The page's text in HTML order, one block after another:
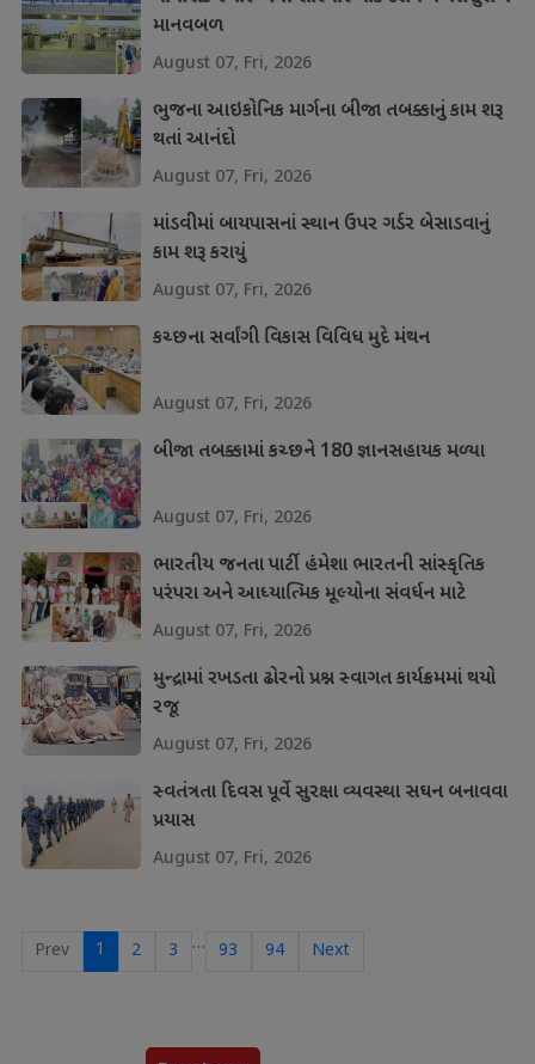
માનવબળ
August 07, Fri, 2026
ભુજના આઇકોનિક માર્ગના બીજા તબક્કાનું કામ શરૂ
થતાં આનંદો
August 07, Fri, 2026
માંડવીમાં બાયપાસનાં સ્થાન ઉપર ગર્ડર બેસાડવાનું
કામ શરૂ કરાયું
August 07, Fri, 2026
કચ્છના સર્વાંગી વિકાસ વિવિધ મુદે મંથન
August 07, Fri, 2026
બીજા તબક્કામાં કચ્છને 180 જ્ઞાનસહાયક મળ્યા
August 07, Fri, 2026
ભારતીય જનતા પાર્ટી હંમેશા ભારતની સાંસ્કૃતિક
પરંપરા અને આધ્યાત્મિક મૂલ્યોના સંવર્ધન માટે
પ્રતિબદ્ધ
August 07, Fri, 2026
મુન્દ્રામાં રખડતા ઢોરનો પ્રશ્ન સ્વાગત કાર્યક્રમમાં થયો
રજૂ
August 07, Fri, 2026
સ્વતંત્રતા દિવસ પૂર્વે સુરક્ષા વ્યવસ્થા સઘન બનાવવા
પ્રયાસ
August 07, Fri, 2026
Prev 1 2 3 … 93 94 Next